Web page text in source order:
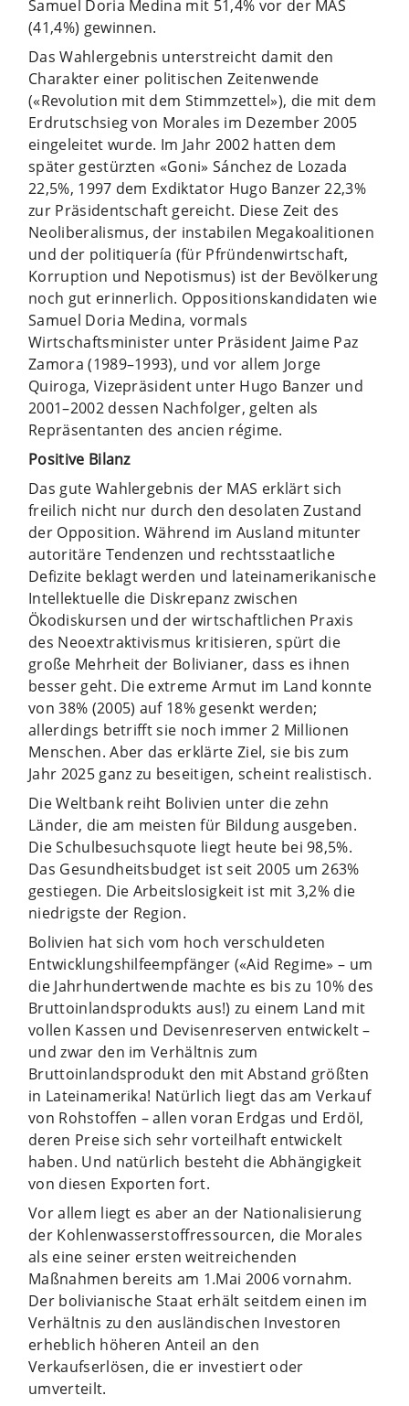
Samuel Doria Medina mit 51,4% vor der MAS
(41,4%) gewinnen.
Das Wahlergebnis unterstreicht damit den
Charakter einer politischen Zeitenwende
(«Revolution mit dem Stimmzettel»), die mit dem
Erdrutschsieg von Morales im Dezember 2005
eingeleitet wurde. Im Jahr 2002 hatten dem
später gestürzten «Goni» Sánchez de Lozada
22,5%, 1997 dem Exdiktator Hugo Banzer 22,3%
zur Präsidentschaft gereicht. Diese Zeit des
Neoliberalismus, der instabilen Megakoalitionen
und der politiquería (für Pfründenwirtschaft,
Korruption und Nepotismus) ist der Bevölkerung
noch gut erinnerlich. Oppositionskandidaten wie
Samuel Doria Medina, vormals
Wirtschaftsminister unter Präsident Jaime Paz
Zamora (1989–1993), und vor allem Jorge
Quiroga, Vizepräsident unter Hugo Banzer und
2001–2002 dessen Nachfolger, gelten als
Repräsentanten des ancien régime.
Positive Bilanz
Das gute Wahlergebnis der MAS erklärt sich
freilich nicht nur durch den desolaten Zustand
der Opposition. Während im Ausland mitunter
autoritäre Tendenzen und rechtsstaatliche
Defizite beklagt werden und lateinamerikanische
Intellektuelle die Diskrepanz zwischen
Ökodiskursen und der wirtschaftlichen Praxis
des Neoextraktivismus kritisieren, spürt die
große Mehrheit der Bolivianer, dass es ihnen
besser geht. Die extreme Armut im Land konnte
von 38% (2005) auf 18% gesenkt werden;
allerdings betrifft sie noch immer 2 Millionen
Menschen. Aber das erklärte Ziel, sie bis zum
Jahr 2025 ganz zu beseitigen, scheint realistisch.
Die Weltbank reiht Bolivien unter die zehn
Länder, die am meisten für Bildung ausgeben.
Die Schulbesuchsquote liegt heute bei 98,5%.
Das Gesundheitsbudget ist seit 2005 um 263%
gestiegen. Die Arbeitslosigkeit ist mit 3,2% die
niedrigste der Region.
Bolivien hat sich vom hoch verschuldeten
Entwicklungshilfeempfänger («Aid Regime» – um
die Jahrhundertwende machte es bis zu 10% des
Bruttoinlandsprodukts aus!) zu einem Land mit
vollen Kassen und Devisenreserven entwickelt –
und zwar den im Verhältnis zum
Bruttoinlandsprodukt den mit Abstand größten
in Lateinamerika! Natürlich liegt das am Verkauf
von Rohstoffen – allen voran Erdgas und Erdöl,
deren Preise sich sehr vorteilhaft entwickelt
haben. Und natürlich besteht die Abhängigkeit
von diesen Exporten fort.
Vor allem liegt es aber an der Nationalisierung
der Kohlenwasserstoffressourcen, die Morales
als eine seiner ersten weitreichenden
Maßnahmen bereits am 1.Mai 2006 vornahm.
Der bolivianische Staat erhält seitdem einen im
Verhältnis zu den ausländischen Investoren
erheblich höheren Anteil an den
Verkaufserlösen, die er investiert oder
umverteilt.